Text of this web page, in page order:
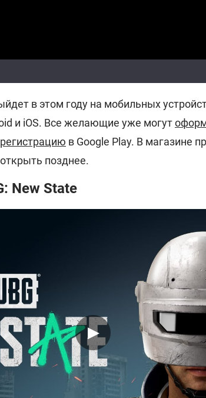
в этом году на мобильных
и iOS. Все желающие уже могут
в Google Play. В магазине
позднее.
New State